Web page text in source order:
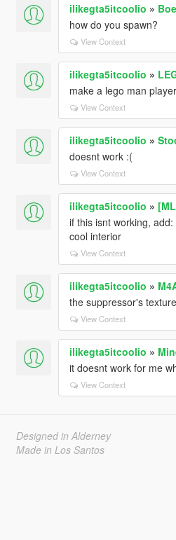
ilikegta5itcoolio »
how do you spawn?
View Context
ilikegta5itcoolio »
make a lego man
View Context
ilikegta5itcoolio »
doesnt work :(
View Context
ilikegta5itcoolio »
if this isnt working,
cool interior
View Context
ilikegta5itcoolio »
the suppressor's
View Context
ilikegta5itcoolio »
it doesnt work for me
View Context
Designed in Alderney
Made in Los Santos